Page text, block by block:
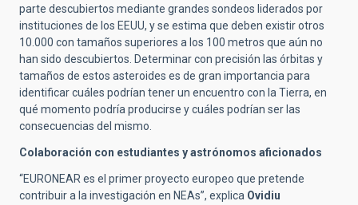
parte descubiertos mediante grandes sondeos liderados por
instituciones de los EEUU, y se estima que deben existir otros
10.000 con tamaños superiores a los 100 metros que aún no
han sido descubiertos. Determinar con precisión las órbitas y
tamaños de estos asteroides es de gran importancia para
identificar cuáles podrían tener un encuentro con la Tierra, en
qué momento podría producirse y cuáles podrían ser las
consecuencias del mismo.
Colaboración con estudiantes y astrónomos aficionados
“EURONEAR es el primer proyecto europeo que pretende
contribuir a la investigación en NEAs”, explica Ovidiu